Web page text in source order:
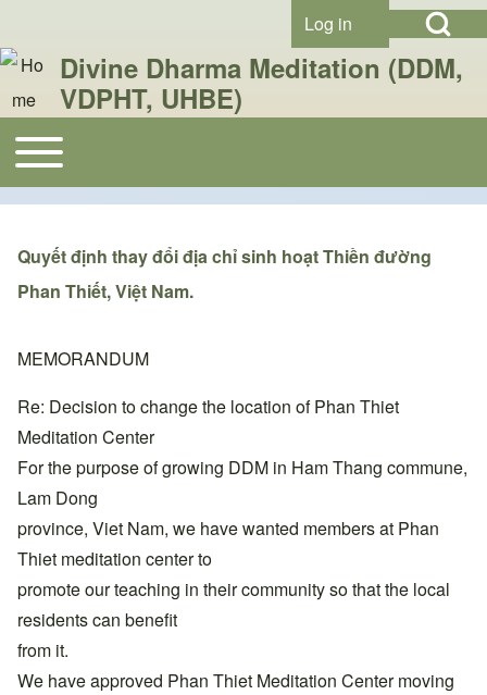
Open Search
User account menu
Log in
Divine Dharma Meditation (DDM,
VDPHT, UHBE)
Main navigation
Toggle main menu
Quyết định thay đổi địa chỉ sinh hoạt Thiền đường
Phan Thiết, Việt Nam.
MEMORANDUM
Re: Decision to change the location of Phan Thiet
Meditation Center
For the purpose of growing DDM in Ham Thang commune,
Lam Dong
province, Viet Nam, we have wanted members at Phan
Thiet meditation center to
promote our teaching in their community so that the local
residents can benefit
from it.
We have approved Phan Thiet Meditation Center moving